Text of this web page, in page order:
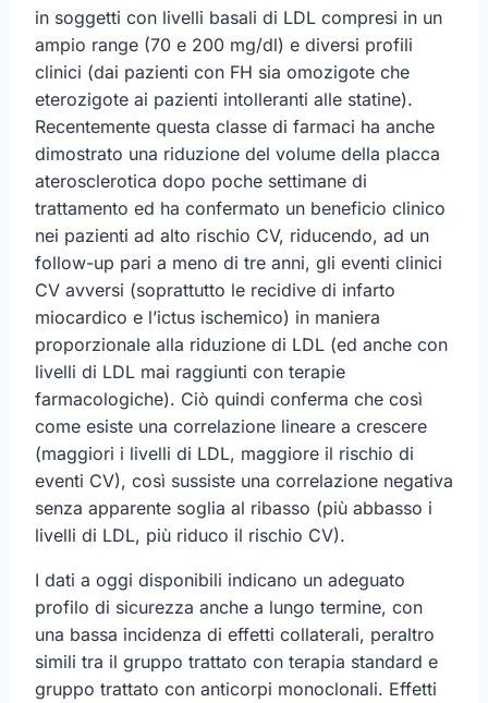
in soggetti con livelli basali di LDL compresi in un
ampio range (70 e 200 mg/dl) e diversi profili
clinici (dai pazienti con FH sia omozigote che
eterozigote ai pazienti intolleranti alle statine).
Recentemente questa classe di farmaci ha anche
dimostrato una riduzione del volume della placca
aterosclerotica dopo poche settimane di
trattamento ed ha confermato un beneficio clinico
nei pazienti ad alto rischio CV, riducendo, ad un
follow-up pari a meno di tre anni, gli eventi clinici
CV avversi (soprattutto le recidive di infarto
miocardico e l’ictus ischemico) in maniera
proporzionale alla riduzione di LDL (ed anche con
livelli di LDL mai raggiunti con terapie
farmacologiche). Ciò quindi conferma che così
come esiste una correlazione lineare a crescere
(maggiori i livelli di LDL, maggiore il rischio di
eventi CV), così sussiste una correlazione negativa
senza apparente soglia al ribasso (più abbasso i
livelli di LDL, più riduco il rischio CV).
I dati a oggi disponibili indicano un adeguato
profilo di sicurezza anche a lungo termine, con
una bassa incidenza di effetti collaterali, peraltro
simili tra il gruppo trattato con terapia standard e
gruppo trattato con anticorpi monoclonali. Effetti